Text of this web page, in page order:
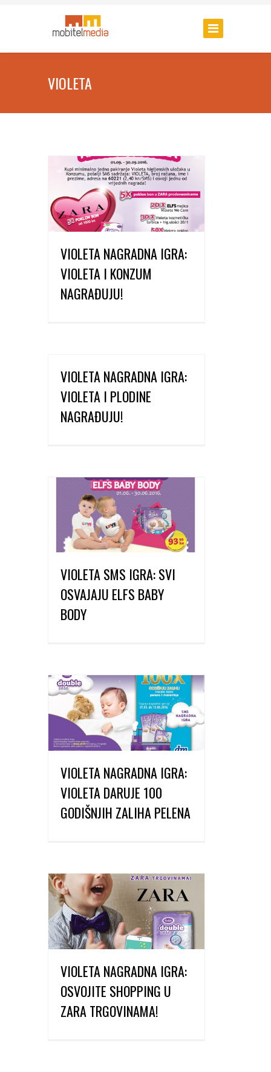
VIOLETA
VIOLETA NAGRADNA IGRA:
VIOLETA I KONZUM
NAGRAĐUJU!
VIOLETA NAGRADNA IGRA:
VIOLETA I PLODINE
NAGRAĐUJU!
VIOLETA SMS IGRA: SVI
OSVAJAJU ELFS BABY
BODY
VIOLETA NAGRADNA IGRA:
VIOLETA DARUJE 100
GODIŠNJIH ZALIHA PELENA
VIOLETA NAGRADNA IGRA:
OSVOJITE SHOPPING U
ZARA TRGOVINAMA!